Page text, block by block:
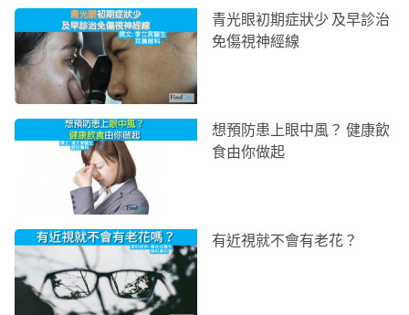
青光眼初期症狀少 及早診治
免傷視神經線
想預防患上眼中風？ 健康飲
食由你做起
有近視就不會有老花？